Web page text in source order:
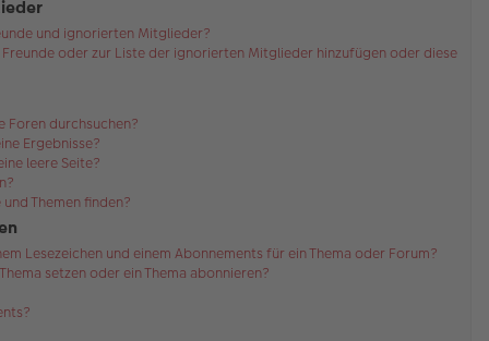
und ignorierten Mitglieder?
oder zur Liste der ignorierten Mitglieder hinzufügen oder diese
Foren durchsuchen?
Ergebnisse?
leere Seite?
Themen finden?
Lesezeichen und einem Abonnements für ein Thema oder Forum?
setzen oder ein Thema abonnieren?